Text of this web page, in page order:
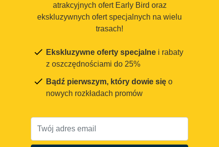
atrakcyjnych ofert Early Bird oraz
ekskluzywnych ofert specjalnych na wielu
trasach!
Ekskluzywne oferty specjalne i rabaty
z oszczędnościami do 25%
Bądź pierwszym, który dowie się o
nowych rozkładach promów